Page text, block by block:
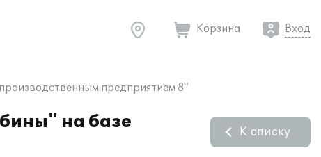
Корзина Вход
предприятием 8"
на базе
К списку